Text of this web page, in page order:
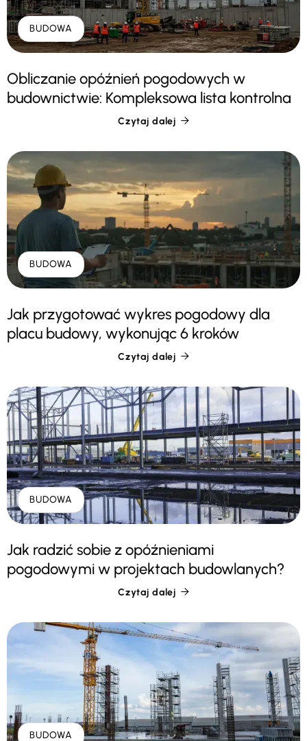
BUDOWA
Obliczanie opóźnień pogodowych w
budownictwie: Kompleksowa lista kontrolna
Czytaj dalej 
BUDOWA
Jak przygotować wykres pogodowy dla
placu budowy, wykonując 6 kroków
Czytaj dalej 
BUDOWA
Jak radzić sobie z opóźnieniami
pogodowymi w projektach budowlanych?
Czytaj dalej 
BUDOWA